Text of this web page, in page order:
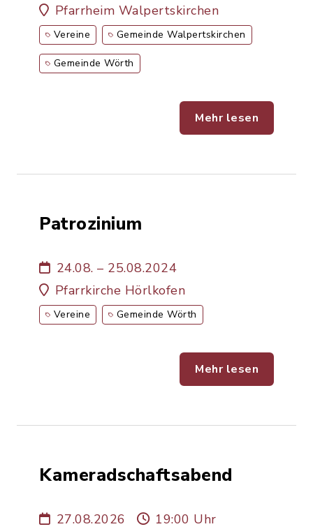
Pfarrheim Walpertskirchen
Vereine Gemeinde Walpertskirchen
Gemeinde Wörth
Mehr lesen
Patrozinium
24.08. – 25.08.2024
Pfarrkirche Hörlkofen
Vereine Gemeinde Wörth
Mehr lesen
Kameradschaftsabend
27.08.2026
19:00 Uhr